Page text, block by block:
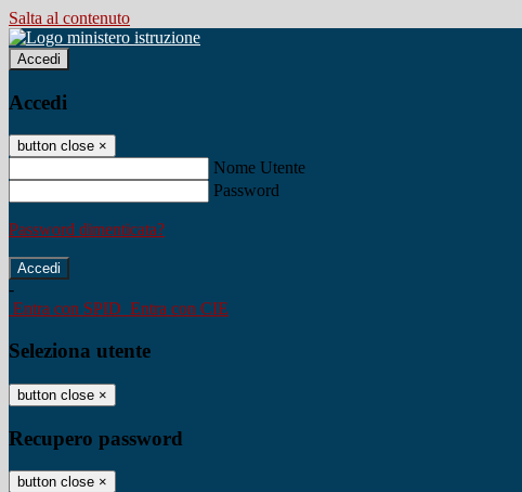
Salta al contenuto
Accedi
Accedi
button close ×
Nome Utente
Password
Password dimenticata?
-
Entra con SPID Entra con CIE
Seleziona utente
button close ×
Recupero password
button close ×